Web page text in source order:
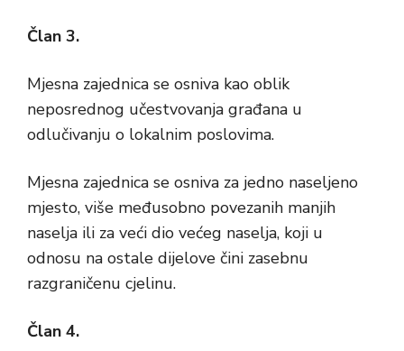
Član 3.
Mjesna zajednica se osniva kao oblik
neposrednog učestvovanja građana u
odlučivanju o lokalnim poslovima.
Mjesna zajednica se osniva za jedno naseljeno
mjesto, više međusobno povezanih manjih
naselja ili za veći dio većeg naselja, koji u
odnosu na ostale dijelove čini zasebnu
razgraničenu cjelinu.
Član 4.